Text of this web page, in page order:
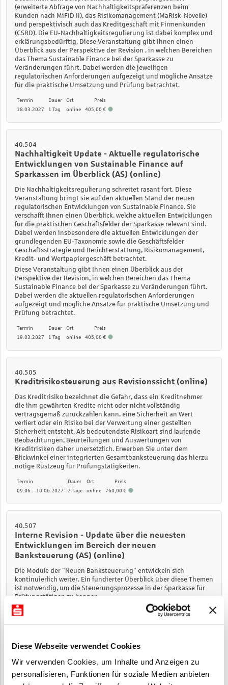
Diese Webseite verwendet Cookies
Wir verwenden Cookies, um Inhalte und Anzeigen zu
personalisieren, Funktionen für soziale Medien anbieten
(erweiterte Abfrage von Nachhaltigkeitspräferenzen beim
Kunden nach MiFID II), das Risikomanagement (MaRisk-Novelle)
und perspektivisch auch das Kreditgeschäft mit Firmenkunden
(CSRD). Die EU-Nachhaltigkeitsregulierung ist dabei komplex und
erklärungsbedürftig. Diese Veranstaltung gibt Ihnen einen
Überblick aus der Perspektive der Revision , in welchen Bereichen
das Thema Sustainable Finance bei der Sparkasse zu
Veränderungen führt. Dabei werden die jeweiligen
regulatorischen Anforderungen aufgezeigt und mögliche Ansätze
für die praktische Umsetzung und Prüfung betrachtet.
Termin Dauer Ort
Preis
18.03.2027
1 Tag online 405,00 €
40.504
Nachhaltigkeit Update - Aktuelle regulatorische
Entwicklungen von Sustainable Finance auf
Sparkassen im Überblick (AS) (online)
Die Nachhaltigkeitsregulierung schreitet rasant fort. Diese
Veranstaltung bringt sie auf den aktuellen Stand der neuen
regulatorischen Entwicklungen von Sustainable Finance. Sie
verschafft Ihnen einen Überblick, welche aktuellen Entwicklungen
für die praktischen Geschäftsfelder der Sparkasse relevant sind.
Dabei werden insbesondere die aktuellen Entwicklungen der
grundlegenden EU-Taxonomie sowie die Geschäftsfelder
Geschäftsstrategie und Berichterstattung, Risikomanagement,
Kredit- und Wertpapiergeschäft betrachtet.
Diese Veranstaltung gibt Ihnen einen Überblick aus der
Perspektive der Revision, in welchen Bereichen das Thema
Sustainable Finance bei der Sparkasse zu Veränderungen führt.
Dabei werden die aktuellen regulatorischen Anforderungen
aufgezeigt und mögliche Ansätze für praktische Umsetzung und
Prüfung betrachtet.
Termin Dauer Ort
Preis
19.03.2027
1 Tag online 405,00 €
40.505
Kreditrisikosteuerung aus Revisionssicht (online)
Das Kreditrisiko bezeichnet die Gefahr, dass ein Kreditnehmer
die ihm gewährten Kredite nicht oder nicht vollständig
vertragsgemäß zurückzahlen kann, eine Sicherheit an Wert
verliert oder ein Risiko bei der Verwertung einer gestellten
Sicherheit entsteht. Als bedeutendste Risikoart sind laufende
Beobachtungen, Beurteilungen und Auswertungen von
Kreditrisiken daher unersetzlich. Erwerben Sie unter dem
Blickwinkel einer integrierten Gesamtbanksteuerung das hierzu
nötige Rüstzeug für Prüfungstätigkeiten.
Termin Dauer Ort
Preis
09.06. - 10.06.2027
2 Tage online 760,00 €
40.507
Interne Revision - Update über die neuesten
Entwicklungen im Bereich der neuen
Banksteuerung (AS) (online)
Die Module der "Neuen Banksteuerung" entwickeln sich
kontinuierlich weiter. Ein fundierter Überblick über diese Themen
ist notwendig, um die Steuerungsprozesse in der Sparkasse für
Prüfungstätigen zu kennen.
Termin
40.508
Interne Revision - Instrumente der neuen